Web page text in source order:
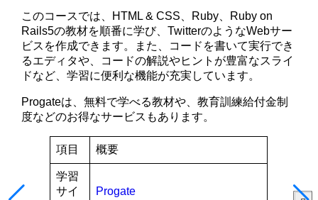
このコースでは、HTML & CSS、Ruby、Ruby on
Rails5の教材を順番に学び、TwitterのようなWebサー
ビスを作成できます。また、コードを書いて実行でき
るエディタや、コードの解説やヒントが豊富なスライ
ドなど、学習に便利な機能が充実しています。
Progateは、無料で学べる教材や、教育訓練給付金制
度などのお得なサービスもあります。
項目 概要
学習
サイ
Progate